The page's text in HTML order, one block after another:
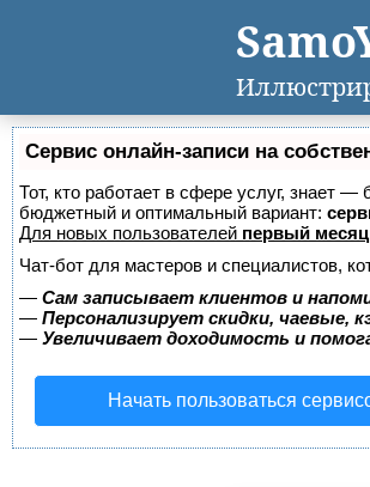
Сервис онлайн-записи на
Тот, кто работает в сфере услуг, знает
бюджетный и оптимальный вариант:
Для новых пользователей первый
Чат-бот для мастеров и специалистов,
— Сам записывает клиентов и
— Персонализирует скидки, чаевые,
— Увеличивает доходимость и
Начать пользоваться